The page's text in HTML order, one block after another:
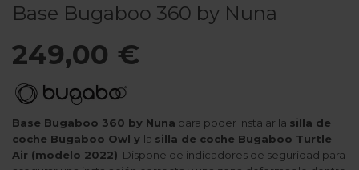
Base Bugaboo 360 by Nuna
249,00 €
Base Bugaboo 360 by Nuna para poder instalar la silla de
coche Bugaboo Owl y la silla de coche Bugaboo Turtle
Air (modelo 2022) . Dispone de indicadores de seguridad para